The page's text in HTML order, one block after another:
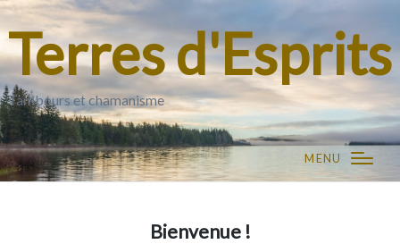
Terres d'Esprits
Tambours et chamanisme
MENU
Bienvenue !